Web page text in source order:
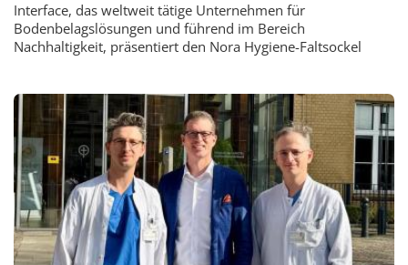
Interface, das weltweit tätige Unternehmen für
Bodenbelagslösungen und führend im Bereich
Nachhaltigkeit, präsentiert den Nora Hygiene-Faltsockel